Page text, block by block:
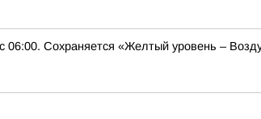
Сохраняется «Желтый уровень –